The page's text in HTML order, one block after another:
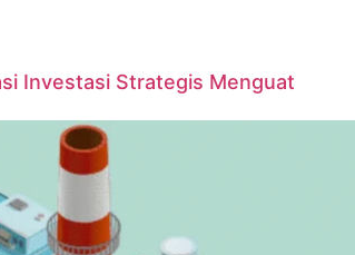
Investasi Strategis Menguat